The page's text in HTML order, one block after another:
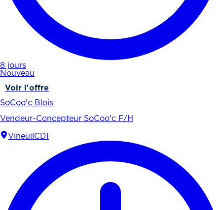
8 jours
Nouveau
Voir l'offre
SoCoo'c Blois
Vendeur-Concepteur SoCoo'c F/H
Vineuil CDI